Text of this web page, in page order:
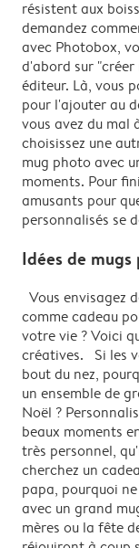
résistent aux
demandez
avec Photobox,
d'abord sur
éditeur. Là, vous
pour l'ajouter au
vous avez du mal
choisissez une
mug photo avec
moments. Pour
amusants pour
personnalisés se
Idées de
Vous envisagez
comme cadeau
votre vie ? Voici
créatives. Si les
bout du nez,
un ensemble de
Noël ?
beaux moments
très personnel,
cherchez un
papa, pourquoi
avec un grand
mères ou la fête